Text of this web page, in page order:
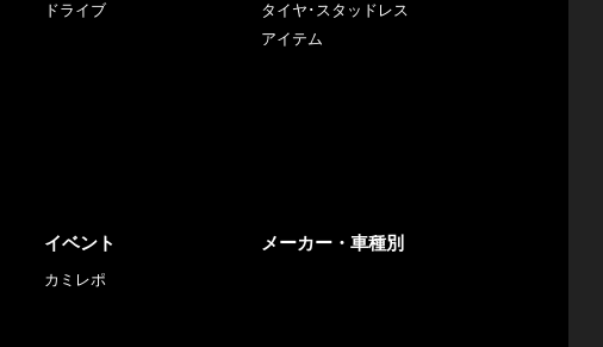
ドライブ
タイヤ･スタッドレス
アイテム
イベント
カミレポ
メーカー・車種別